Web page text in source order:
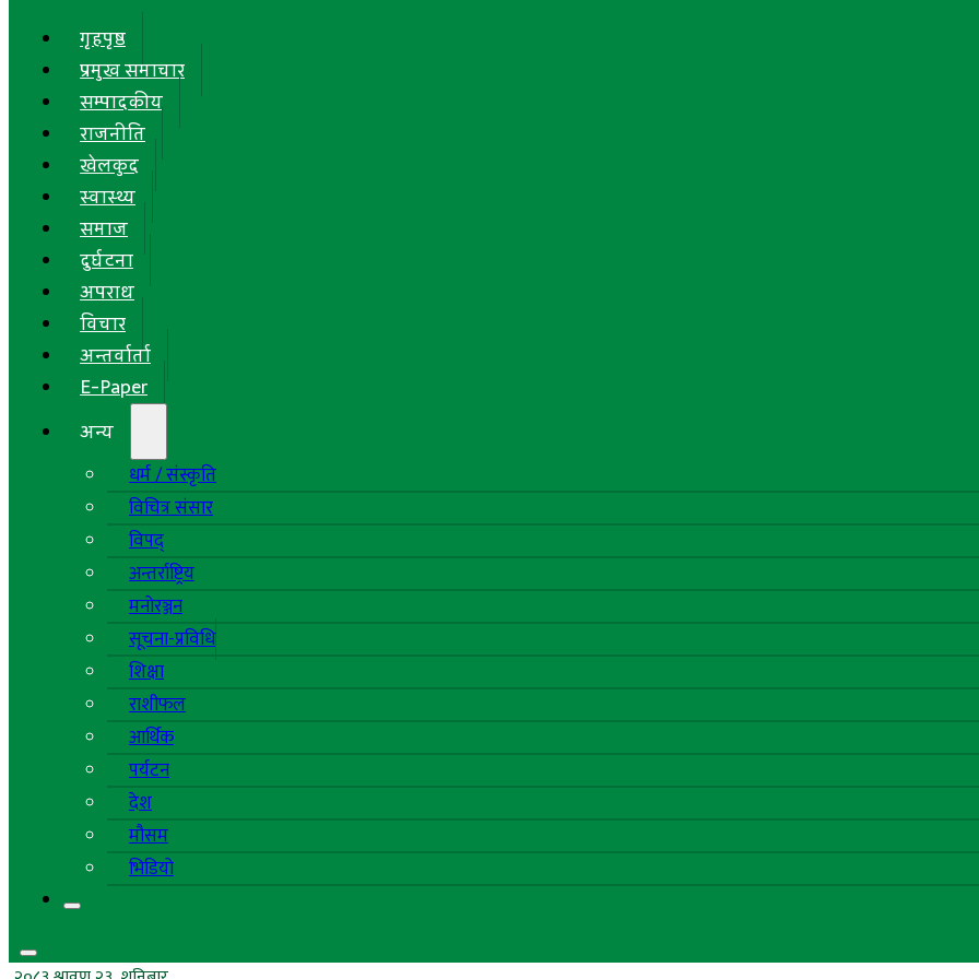
गृहपृष्ठ
प्रमुख समाचार
सम्पादकीय
राजनीति
खेलकुद
स्वास्थ्य
समाज
दुर्घटना
अपराध
विचार
अन्तर्वार्ता
E-Paper
अन्य
धर्म / संस्कृति
विचित्र संसार
विपद्
अन्तर्राष्ट्रिय
मनोरञ्जन
सूचना-प्रविधि
शिक्षा
राशीफल
आर्थिक
पर्यटन
देश
मौसम
भिडियो